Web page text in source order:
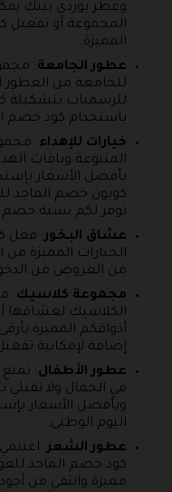
وعطر بوردي بينك
المجموعة أو تفعيل
المميزة.
عطور الجامعة:
للجامعة من العطور
للرسميات بتشكيلة
باستخدام كود خصم
خيارات للإهداء:
المتنوعة وباقات
بأفضل الأسعار
توفر لكم نسبة خصم
عشاق البخور: فعل
الخيارات المميزة من
من العروض من
مجموعة كلاسيك:
الكلاسيك لعشاقها
أذواقكم المميزة
إضافة لإمكانية
عطور الأطفال:
في الجمال ولا تقبلي
وبأفضل الأسعار
اليوم الوطنى.
عطور الشعر:
كود خصم الماجد
مميزة وانتقي من